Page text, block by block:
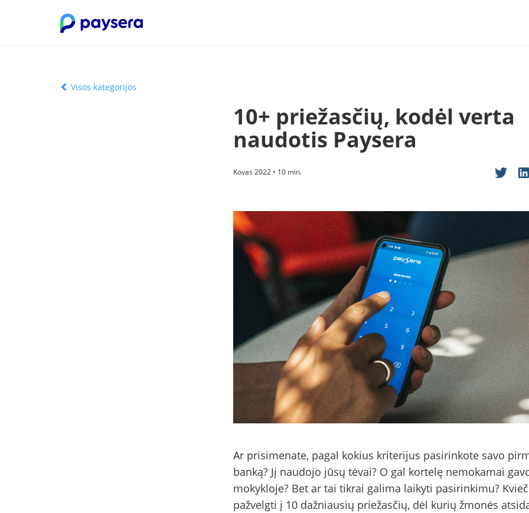
Visos kategorijos
10+ priežasčių, kodėl verta
naudotis Paysera
Kovas 2022 • 10 min.
Ar prisimenate, pagal kokius kriterijus pasirinkote savo
banką? Jį naudojo jūsų tėvai? O gal kortelę nemokamai
mokykloje? Bet ar tai tikrai galima laikyti pasirinkimu?
pažvelgti į 10 dažniausių priežasčių, dėl kurių žmonės